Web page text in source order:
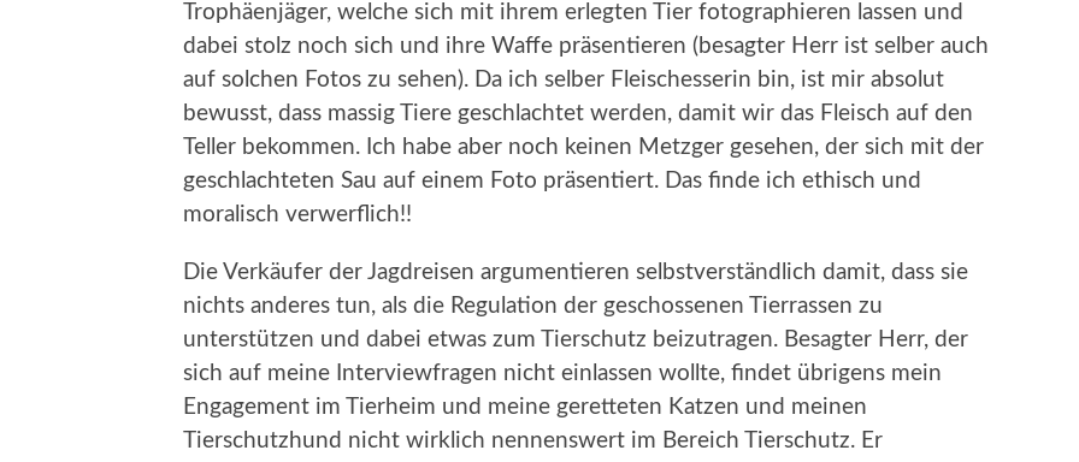
Trophäenjäger, welche sich mit ihrem erlegten Tier fotographieren lassen und
dabei stolz noch sich und ihre Waffe präsentieren (besagter Herr ist selber auch
auf solchen Fotos zu sehen). Da ich selber Fleischesserin bin, ist mir absolut
bewusst, dass massig Tiere geschlachtet werden, damit wir das Fleisch auf den
Teller bekommen. Ich habe aber noch keinen Metzger gesehen, der sich mit der
geschlachteten Sau auf einem Foto präsentiert. Das finde ich ethisch und
moralisch verwerflich!!
Die Verkäufer der Jagdreisen argumentieren selbstverständlich damit, dass sie
nichts anderes tun, als die Regulation der geschossenen Tierrassen zu
unterstützen und dabei etwas zum Tierschutz beizutragen. Besagter Herr, der
sich auf meine Interviewfragen nicht einlassen wollte, findet übrigens mein
Engagement im Tierheim und meine geretteten Katzen und meinen
Tierschutzhund nicht wirklich nennenswert im Bereich Tierschutz. Er